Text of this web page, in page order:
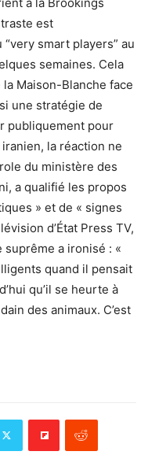
est
smart players” au
semaines. Cela
Maison-Blanche face
une stratégie de
publiquement pour
la réaction ne
du ministère des
a qualifié les propos
» et de « signes
d’État Press TV,
a ironisé : «
quand il pensait
qu’il se heurte à
des animaux. C’est